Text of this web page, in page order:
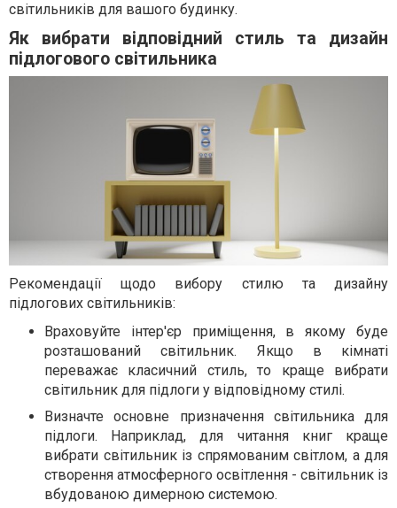
світильників для вашого будинку.
Як вибрати відповідний стиль та дизайн
підлогового світильника
Рекомендації щодо вибору стилю та дизайну
підлогових світильників:
Враховуйте інтер'єр приміщення, в якому буде
розташований світильник. Якщо в кімнаті
переважає класичний стиль, то краще вибрати
світильник для підлоги у відповідному стилі.
Визначте основне призначення світильника для
підлоги. Наприклад, для читання книг краще
вибрати світильник із спрямованим світлом, а для
створення атмосферного освітлення - світильник із
вбудованою димерною системою.